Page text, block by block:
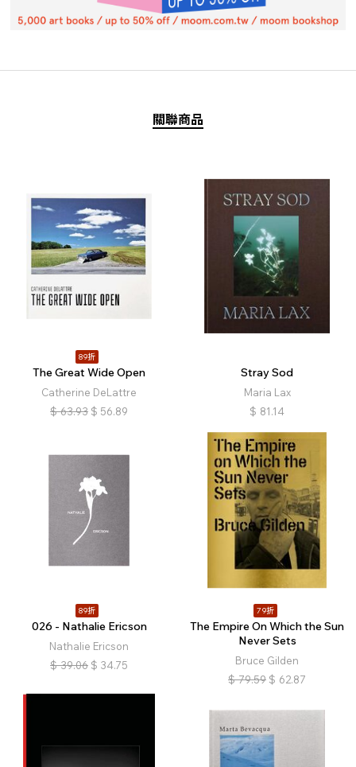
關聯商品
89折
The Great Wide Open
Catherine DeLattre
$ 63.93 $ 56.89
Stray Sod
Maria Lax
$ 81.14
89折
026 - Nathalie Ericson
Nathalie Ericson
$ 39.06 $ 34.75
79折
The Empire On Which the Sun
Never Sets
Bruce Gilden
$ 79.59 $ 62.87